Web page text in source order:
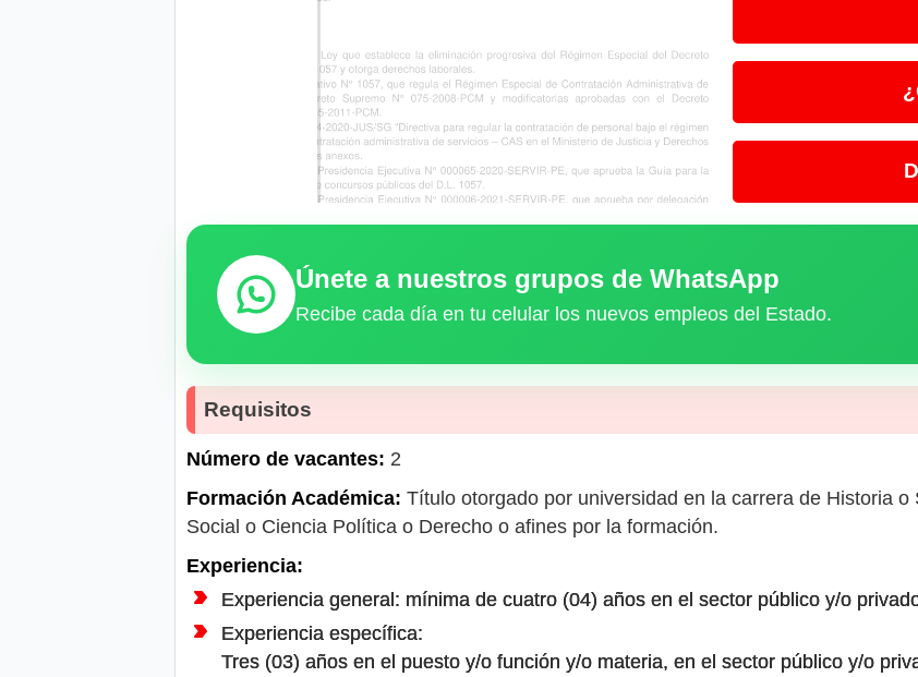
Únete a nuestros grupos de WhatsApp
Recibe cada día en tu celular los nuevos empleos del Estado.
Requisitos
Número de vacantes: 2
Formación Académica: Título otorgado por universidad en la carrera de Historia
Social o Ciencia Política o Derecho o afines por la formación.
Experiencia:
Experiencia general: mínima de cuatro (04) años en el sector público y/o
Experiencia específica:
Tres (03) años en el puesto y/o función y/o materia, en el sector público y/o